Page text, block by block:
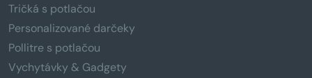
Tričká s potlačou
Personalizované darčeky
Pollitre s potlačou
Vychytávky & Gadgety